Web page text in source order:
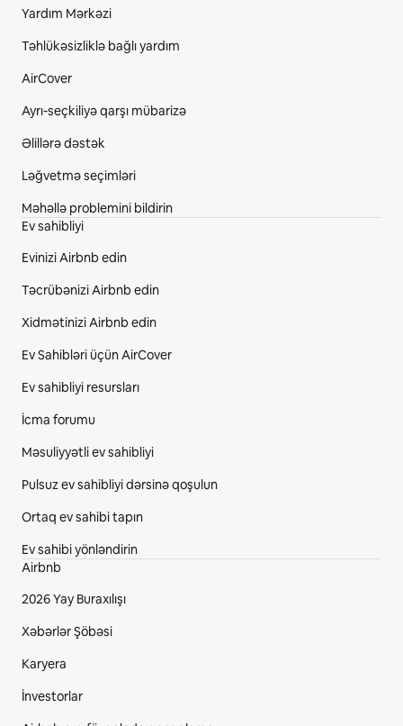
Yardım Mərkəzi
Təhlükəsizliklə bağlı yardım
AirCover
Ayrı-seçkiliyə qarşı mübarizə
Əlillərə dəstək
Ləğvetmə seçimləri
Məhəllə problemini bildirin
Ev sahibliyi
Evinizi Airbnb edin
Təcrübənizi Airbnb edin
Xidmətinizi Airbnb edin
Ev Sahibləri üçün AirCover
Ev sahibliyi resursları
İcma forumu
Məsuliyyətli ev sahibliyi
Pulsuz ev sahibliyi dərsinə qoşulun
Ortaq ev sahibi tapın
Ev sahibi yönləndirin
Airbnb
2026 Yay Buraxılışı
Xəbərlər Şöbəsi
Karyera
İnvestorlar